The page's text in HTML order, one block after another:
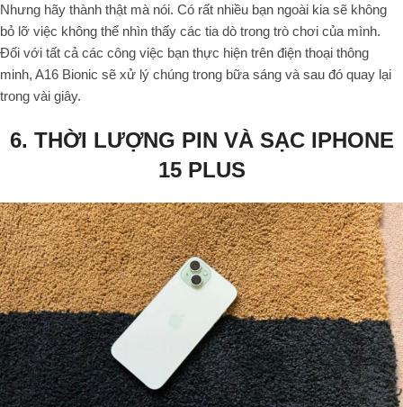
Nhưng hãy thành thật mà nói. Có rất nhiều bạn ngoài kia sẽ không
bỏ lỡ việc không thể nhìn thấy các tia dò trong trò chơi của mình.
Đối với tất cả các công việc bạn thực hiện trên điện thoại thông
minh, A16 Bionic sẽ xử lý chúng trong bữa sáng và sau đó quay lại
trong vài giây.
6. THỜI LƯỢNG PIN VÀ SẠC IPHONE
15 PLUS